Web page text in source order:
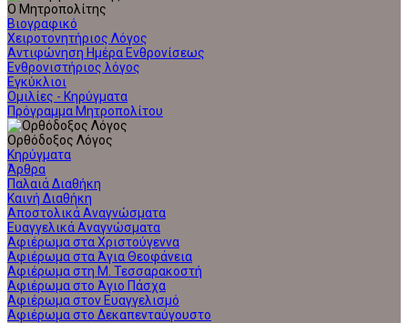
Ο Μητροπολίτης
Βιογραφικό
Χειροτονητήριος Λόγος
Αντιφώνηση Ημέρα Ενθρονίσεως
Ενθρονιστήριος λόγος
Εγκύκλιοι
Ομιλίες - Κηρύγματα
Πρόγραμμα Μητροπολίτου
Ορθόδοξος Λόγος
Κηρύγματα
Άρθρα
Παλαιά Διαθήκη
Καινή Διαθήκη
Αποστολικά Αναγνώσματα
Ευαγγελικά Αναγνώσματα
Αφιέρωμα στα Χριστούγεννα
Αφιέρωμα στα Άγια Θεοφάνεια
Αφιέρωμα στη Μ. Τεσσαρακοστή
Αφιέρωμα στο Άγιο Πάσχα
Αφιέρωμα στον Ευαγγελισμό
Αφιέρωμα στο Δεκαπενταύγουστο